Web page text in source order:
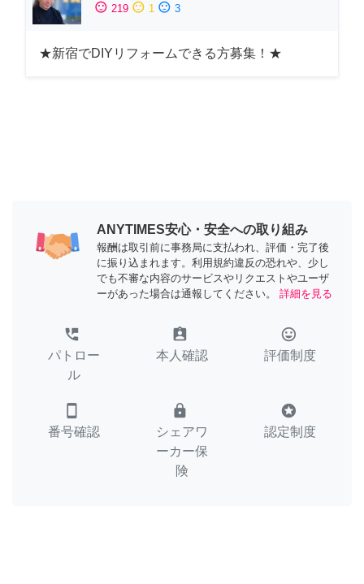
sentiment_satisfied 219 sentiment_neutral 1 sentiment_dissatisfied 3
★新宿でDIYリフォームできる方募集！★
ANYTIMES安心・安全への取り組み
報酬は取引前に事務局に支払われ、評価・完了後
に振り込まれます。利用規約違反の恐れや、少し
でも不審な内容のサービスやリクエストやユーザ
ーがあった場合は通報してください。
詳細を見る
perm_phone_msg
パトロー
ル
assignment_ind
本人確認
tag_faces
評価制度
smartphone
番号確認
lock
シェアワ
ーカー保
険
stars
認定制度